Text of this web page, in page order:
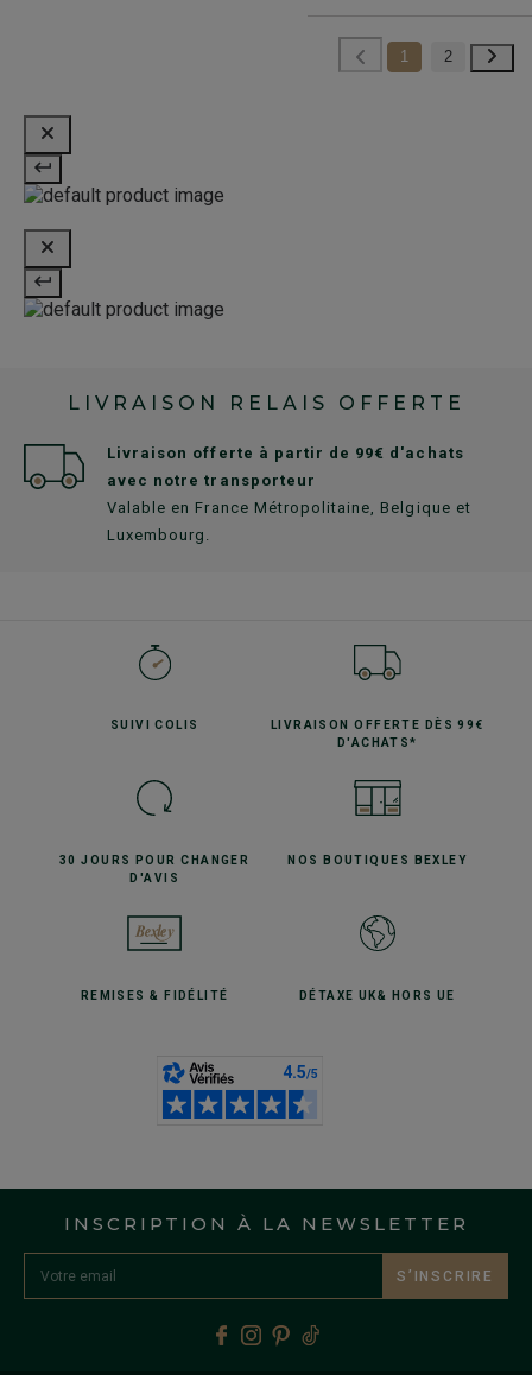
1 2
LIVRAISON RELAIS OFFERTE
Livraison offerte à partir de 99€ d'achats
avec notre transporteur
Valable en France Métropolitaine, Belgique et
Luxembourg.
SUIVICOLIS LIVRAISON OFFERTE
DÈS 99€
D'ACHATS*
30 JOURS POURCHANGER
D'AVIS
NOS BOUTIQUES BEXLEY
REMISES& FIDÉLITÉ DÉTAXE UK& HORS UE
INSCRIPTION À LA NEWSLETTER
S’INSCRIRE